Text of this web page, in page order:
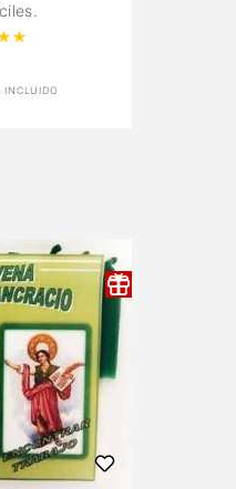
Valorado con
INCLUIDO